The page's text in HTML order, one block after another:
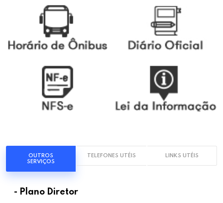
OUTROS
SERVIÇOS
TELEFONES UTÉIS LINKS UTÉIS
- Plano Diretor